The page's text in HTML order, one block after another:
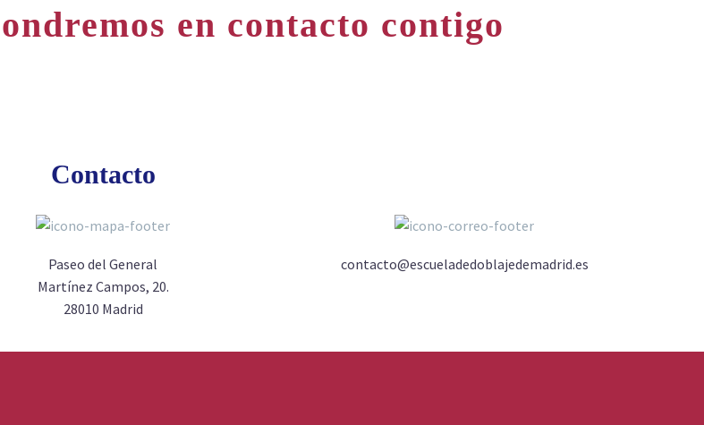
en contacto contigo
Contacto
Paseo del General
Martínez Campos, 20.
28010 Madrid
contacto@escueladedoblajedemadrid.es